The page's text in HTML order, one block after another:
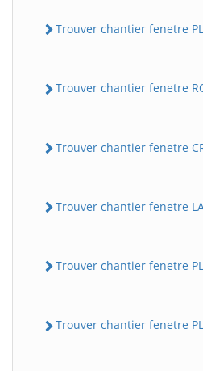
Trouver chantier fenetre
Trouver chantier fenetre
Trouver chantier fenetre
Trouver chantier fenetre
Trouver chantier fenetre
Trouver chantier fenetre